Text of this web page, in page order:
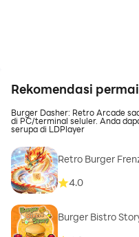
Rekomendasi
Burger Dasher: Retro Arcade
di PC/terminal seluler. Anda
serupa di LDPlayer
Retro Burger
4.0
Burger Bistro